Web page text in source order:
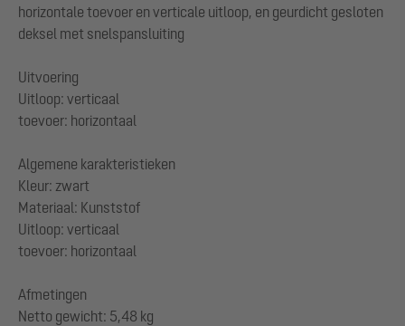
horizontale toevoer en verticale uitloop, en geurdicht gesloten
deksel met snelspansluiting
Uitvoering
Uitloop: verticaal
toevoer: horizontaal
Algemene karakteristieken
Kleur: zwart
Materiaal: Kunststof
Uitloop: verticaal
toevoer: horizontaal
Afmetingen
Netto gewicht: 5,48 kg